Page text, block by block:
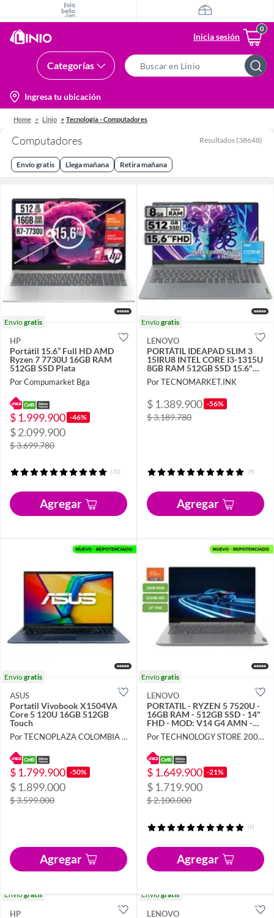
Inicia sesión
Categorías
Bar
location-
icon
Ingresa tu ubicación
Home Linio Tecnología - Computadores
Computadores Resultados (38648)
Envío gratis Llega mañana Retira mañana
Envíogratis
HP
Portátil 15.6” Full HD AMD
Ryzen 7 7730U 16GB RAM
512GB SSD Plata
Por Compumarket Bga
$ 1.999.900 -46%
$ 2.099.900
$ 3.699.780
(31)
Agregar
Envíogratis
LENOVO
PORTÁTIL IDEAPAD SLIM 3
15IRU8 INTEL CORE I3-1315U
8GB RAM 512GB SSD 15.6"
FHD
Por TECNOMARKET.INK
$ 1.389.900 -56%
$ 3.189.780
(9)
Agregar
Envíogratis
ASUS
Portatil Vivobook X1504VA
Core 5 120U 16GB 512GB
Touch
Por TECNOPLAZA COLOMBIA SAS
$ 1.799.900 -50%
$ 1.899.000
$ 3.599.000
Agregar
Envíogratis
LENOVO
PORTATIL - RYZEN 5 7520U -
16GB RAM - 512GB SSD - 14"
FHD - MOD: V14 G4 AMN -
COMPUTADOR
Por TECHNOLOGY STORE 2006 S A S
$ 1.649.900 -21%
$ 1.719.900
$ 2.100.000
(6)
Agregar
Envíogratis
HP
Envíogratis
LENOVO